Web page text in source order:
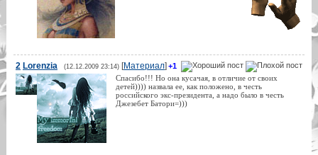
+1
2 Lorenzia (12.12.2009 23:14)[Материал]
Спасибо!!! Но она кусачая, в отличие от своих
детей)))) назвала ее, как положено, в честь
российского экс-президента, а надо было в честь
Джезебет Батори=)))